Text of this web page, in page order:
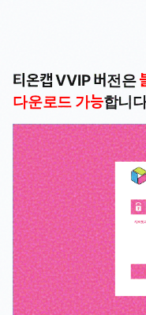
티온캡 VVIP 버전은
다운로드 가능합니